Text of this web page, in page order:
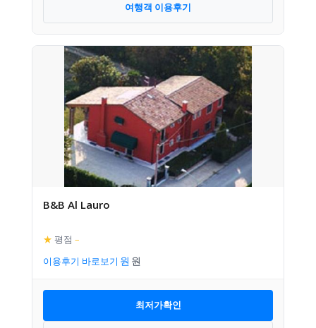
여행객 이용후기
B&B Al Lauro
★ 평점 –
이용후기 바로보기
최저가확인